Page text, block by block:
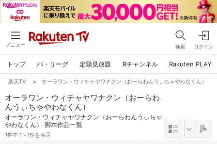
メニュー 検索 ログイン
トップ パ・リーグ 定額見放題 Rチャンネル Rakuten PLAY
楽天TV > オーラワン・ウィチャヤワナクン（おーらわんうぃちゃやわなくん）
オーラワン・ウィチャヤワナクン（おーらわ
んうぃちゃやわなくん）
オーラワン・ウィチャヤワナクン（おーらわんうぃちゃ
やわなくん） 脚本作品一覧
1件中 1～1件を表示